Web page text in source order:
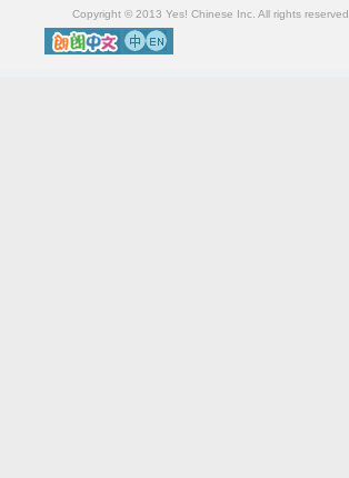
Copyright © 2013 Yes! Chinese Inc. All rights reserved.